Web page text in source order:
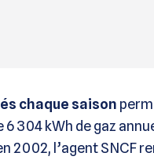
chaque saison
6 304 kWh de gaz
2002, l’agent SNCF